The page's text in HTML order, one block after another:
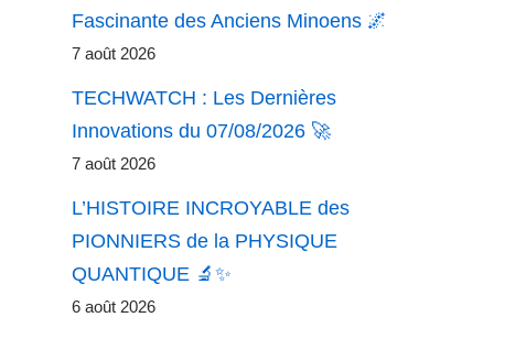
Fascinante des Anciens Minoens 🌌
7 août 2026
TECHWATCH : Les Dernières
Innovations du 07/08/2026 🚀
7 août 2026
L’HISTOIRE INCROYABLE des
PIONNIERS de la PHYSIQUE
QUANTIQUE 🔬✨
6 août 2026